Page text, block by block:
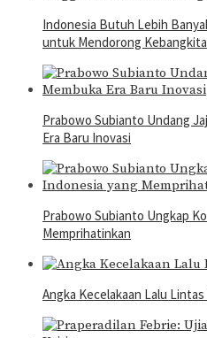
Indonesia Butuh Lebih
untuk Mendorong
Prabowo Subianto Undang
Era Baru Inovasi
Prabowo Subianto Ungkap
Memprihatinkan
Angka Kecelakaan Lalu